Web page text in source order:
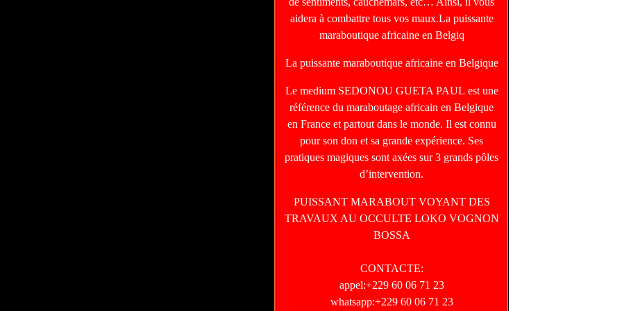
aidera à combattre tous vos maux.La puissante
maraboutique africaine en Belgiq
La puissante maraboutique africaine en Belgique
Le medium SEDONOU GUETA PAUL est une
référence du maraboutage africain en Belgique
en France et partout dans le monde. Il est connu
pour son don et sa grande expérience. Ses
pratiques magiques sont axées sur 3 grands pôles
d’intervention.
PUISSANT MARABOUT VOYANT DES
TRAVAUX AU OCCULTE LOKO VOGNON
BOSSA
CONTACTE:
appel:+229 60 06 71 23
whatsapp:+229 60 06 71 23